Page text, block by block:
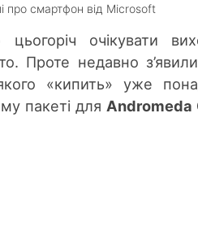
про смартфон від Microsoft
очікувати
Проте недавно
«кипить» уже
пакеті для Andromeda